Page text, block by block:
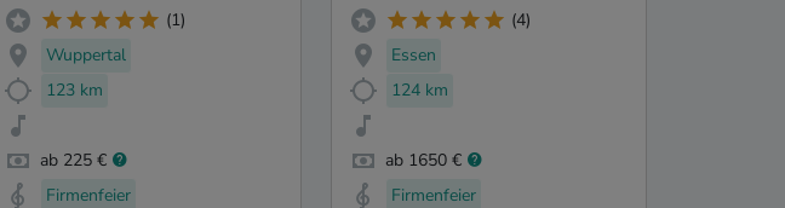
(1)
Wuppertal
123 km
ab 225 €
Firmenfeier
(4)
Essen
124 km
ab 1650 €
Firmenfeier